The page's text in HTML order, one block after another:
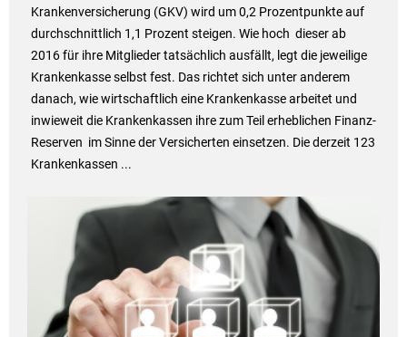
Krankenversicherung (GKV) wird um 0,2 Prozentpunkte auf
durchschnittlich 1,1 Prozent steigen. Wie hoch dieser ab
2016 für ihre Mitglieder tatsächlich ausfällt, legt die jeweilige
Krankenkasse selbst fest. Das richtet sich unter anderem
danach, wie wirtschaftlich eine Krankenkasse arbeitet und
inwieweit die Krankenkassen ihre zum Teil erheblichen Finanz-
Reserven im Sinne der Versicherten einsetzen. Die derzeit 123
Krankenkassen ...